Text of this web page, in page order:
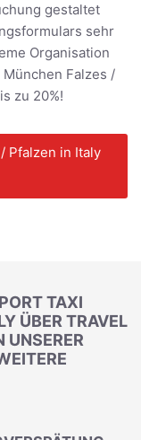
gestaltet
sehr
Organisation
Falzes /
zu 20%!
Pfalzen in Italy
TAXI
ÜBER TRAVEL
UNSERER